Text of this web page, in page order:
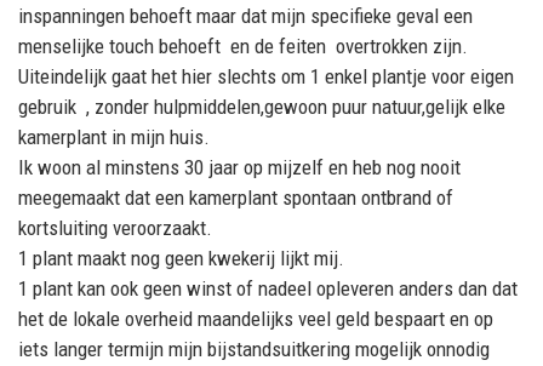
inspanningen behoeft maar dat mijn specifieke geval een
menselijke touch behoeft en de feiten overtrokken zijn.
Uiteindelijk gaat het hier slechts om 1 enkel plantje voor eigen
gebruik , zonder hulpmiddelen,gewoon puur natuur,gelijk elke
kamerplant in mijn huis.
Ik woon al minstens 30 jaar op mijzelf en heb nog nooit
meegemaakt dat een kamerplant spontaan ontbrand of
kortsluiting veroorzaakt.
1 plant maakt nog geen kwekerij lijkt mij.
1 plant kan ook geen winst of nadeel opleveren anders dan dat
het de lokale overheid maandelijks veel geld bespaart en op
iets langer termijn mijn bijstandsuitkering mogelijk onnodig